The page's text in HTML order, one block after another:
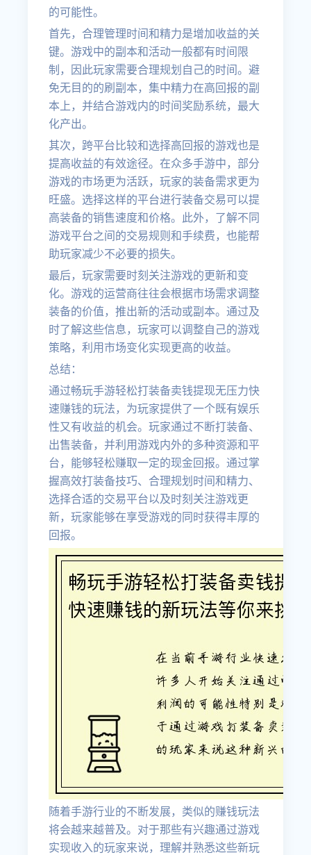
的可能性。
首先，合理管理时间和精力是增加收益的关
键。游戏中的副本和活动一般都有时间限
制，因此玩家需要合理规划自己的时间。避
免无目的的刷副本，集中精力在高回报的副
本上，并结合游戏内的时间奖励系统，最大
化产出。
其次，跨平台比较和选择高回报的游戏也是
提高收益的有效途径。在众多手游中，部分
游戏的市场更为活跃，玩家的装备需求更为
旺盛。选择这样的平台进行装备交易可以提
高装备的销售速度和价格。此外，了解不同
游戏平台之间的交易规则和手续费，也能帮
助玩家减少不必要的损失。
最后，玩家需要时刻关注游戏的更新和变
化。游戏的运营商往往会根据市场需求调整
装备的价值，推出新的活动或副本。通过及
时了解这些信息，玩家可以调整自己的游戏
策略，利用市场变化实现更高的收益。
总结：
通过畅玩手游轻松打装备卖钱提现无压力快
速赚钱的玩法，为玩家提供了一个既有娱乐
性又有收益的机会。玩家通过不断打装备、
出售装备，并利用游戏内外的多种资源和平
台，能够轻松赚取一定的现金回报。通过掌
握高效打装备技巧、合理规划时间和精力、
选择合适的交易平台以及时刻关注游戏更
新，玩家能够在享受游戏的同时获得丰厚的
回报。
随着手游行业的不断发展，类似的赚钱玩法
将会越来越普及。对于那些有兴趣通过游戏
实现收入的玩家来说，理解并熟悉这些新玩